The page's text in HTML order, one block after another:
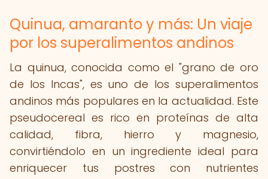
Quinua, amaranto y más: Un viaje
por los superalimentos andinos
La quinua, conocida como el "grano de oro
de los Incas", es uno de los superalimentos
andinos más populares en la actualidad. Este
pseudocereal es rico en proteínas de alta
calidad, fibra, hierro y magnesio,
convirtiéndolo en un ingrediente ideal para
enriquecer tus postres con nutrientes